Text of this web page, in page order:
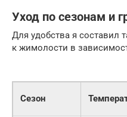
Уход по сезонам и
Для удобства я составил
к жимолости в
Сезон